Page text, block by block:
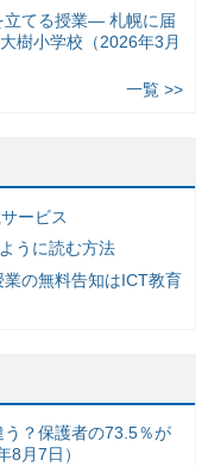
立てる授業— 札幌に届
樹小学校（2026年3月
一覧 >>
ービス
うに読む方法
の無料告知はICT教育
？保護者の73.5％が
8月7日）